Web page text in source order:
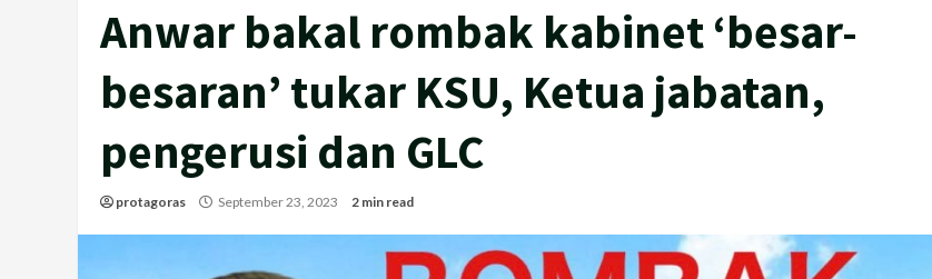
Anwar bakal rombak kabinet ‘besar-
besaran’ tukar KSU, Ketua jabatan,
pengerusi dan GLC
protagoras September 23, 2023 2 min read